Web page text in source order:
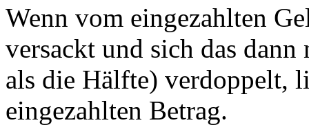
Wenn vom eingezahlten
versackt und sich das
als die Hälfte) verdoppelt,
eingezahlten Betrag.